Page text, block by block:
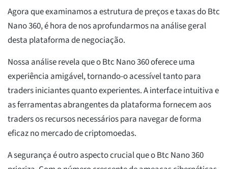
Agora que examinamos a estrutura de preços e taxas do Btc
Nano 360, é hora de nos aprofundarmos na análise geral
desta plataforma de negociação.
Nossa análise revela que o Btc Nano 360 oferece uma
experiência amigável, tornando-o acessível tanto para
traders iniciantes quanto experientes. A interface intuitiva e
as ferramentas abrangentes da plataforma fornecem aos
traders os recursos necessários para navegar de forma
eficaz no mercado de criptomoedas.
A segurança é outro aspecto crucial que o Btc Nano 360